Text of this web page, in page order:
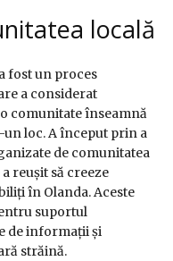
locală
fost un proces
a considerat
comunitate înseamnă
loc. A început prin a
de comunitatea
reușit să creeze
în Olanda. Aceste
suportul
de informații și
străină.